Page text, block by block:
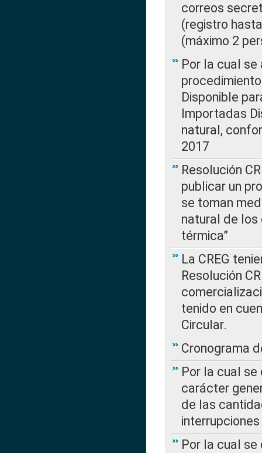
correos
(registro
(máximo 2
Por la cual
Disponible
Importadas
natural,
2017
Resolución
publicar un
se toman
natural de los
térmica”
La CREG
Resolución
tenido en
Circular.
Cronograma
Por la cual
carácter
de las
Por la cual